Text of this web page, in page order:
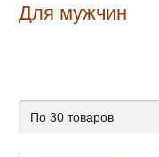
Для мужчин